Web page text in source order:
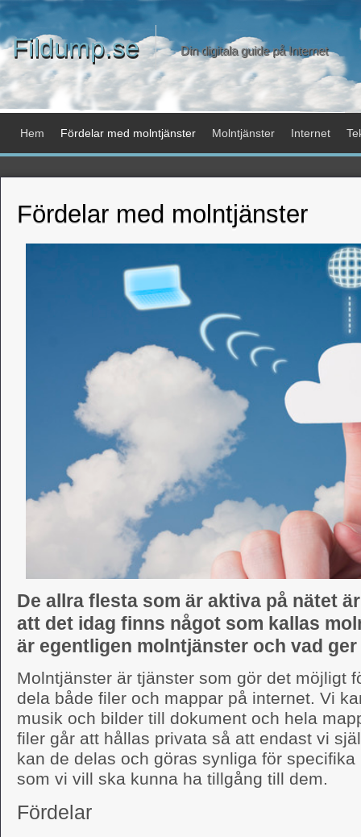
Fildump.se Din digitala guide på Internet
Hem Fördelar med molntjänster Molntjänster Internet
Fördelar med molntjänster
De allra flesta som är aktiva på nätet
att det idag finns något som kallas
är egentligen molntjänster och vad
Molntjänster är tjänster som gör det möjligt
dela både filer och mappar på internet. Vi
musik och bilder till dokument och hela
filer går att hållas privata så att endast vi
kan de delas och göras synliga för
som vi vill ska kunna ha tillgång till dem.
Fördelar